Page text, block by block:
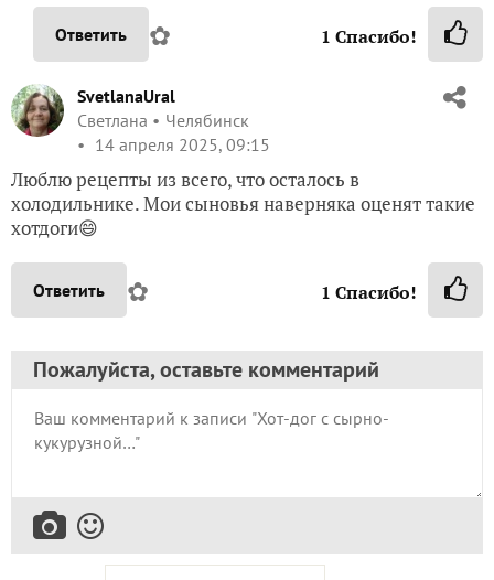
Ответить ✿ 1 Спасибо!
SvetlanaUral
Светлана
Челябинск
14 апреля 2025, 09:15
Люблю рецепты из всего, что осталось в
холодильнике. Мои сыновья наверняка оценят такие
хотдоги😄
Ответить ✿ 1 Спасибо!
Пожалуйста, оставьте комментарий